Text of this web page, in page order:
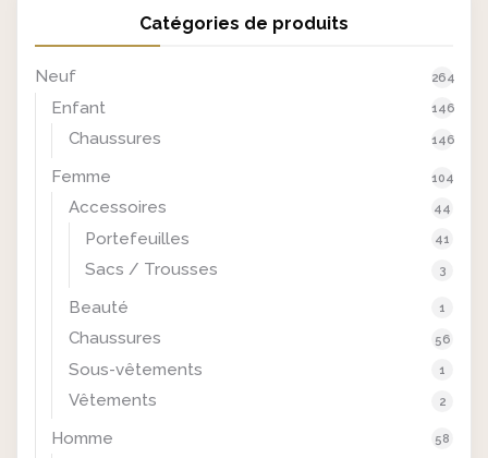
Catégories de produits
Neuf 264
Enfant 146
Chaussures 146
Femme 104
Accessoires 44
Portefeuilles 41
Sacs / Trousses 3
Beauté 1
Chaussures 56
Sous-vêtements 1
Vêtements 2
Homme 58
e
s
t
:
€
1
0